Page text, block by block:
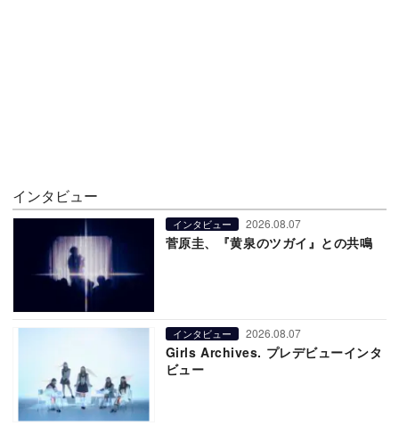
インタビュー
インタビュー 2026.08.07
菅原圭、『黄泉のツガイ』との共鳴
インタビュー 2026.08.07
Girls Archives. プレデビューインタ
ビュー